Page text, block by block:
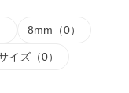
8mm（0）
イズ（0）